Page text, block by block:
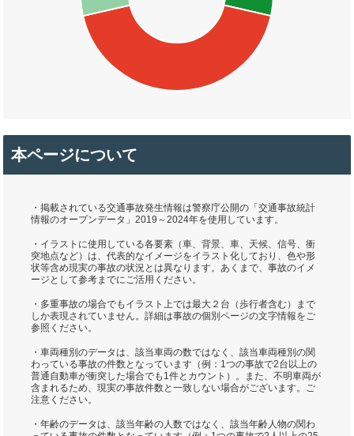
本ページについて
・掲載されている交通事故発生情報は警察庁公開の「交通事故統計
情報のオープンデータ」2019～2024年を使用しています。
・イラストに使用している各要素（車、背景、車、天候、信号、衝
突地点など）は、代表的なイメージをイラスト化しており、色や形
状等含め現実の事故の状況とは異なります。あくまで、事故のイメ
ージとして参考までにご活用ください。
・多重事故の場合でもイラスト上では最大２台（歩行者含む）まで
しか表現されていません。詳細は事故の個別ページの文字情報をご
参照ください。
・車両種別のデータは、該当車両の数ではなく、該当車両種別の関
わっている事故の件数となっています（例：1つの事故で2台以上の
普通自動車が衝突した場合でも1件とカウント）。また、不明車両が
含まれるため、現実の事故件数と一致しない場合がございます。ご
注意ください。
・年齢のデータは、該当年齢の人数ではなく、該当年齢人物の関わ